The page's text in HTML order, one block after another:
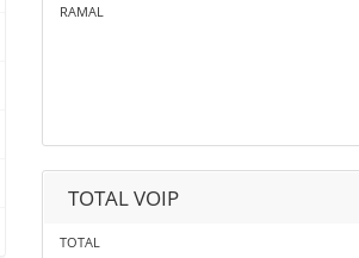
RAMAL
TOTAL VOIP
TOTAL